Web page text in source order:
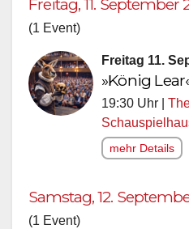
Freitag, 11. September
(1 Event)
Freitag 11.
»König
19:30 Uhr |
mehr Details
Samstag, 12.
(1 Event)